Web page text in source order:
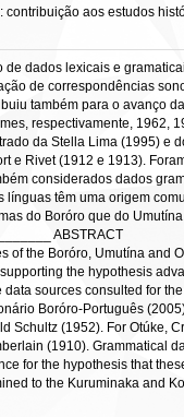
aos estudos
dados lexicais e
de correspondências
também para o avanço
respectivamente, 1962,
da Stella Lima (1995) e
Rivet (1912 e 1913).
considerados dados
têm uma origem
do Boróro que do
ABSTRACT
the Boróro, Umutína and
the hypothesis
sources consulted for
Boróro-Português
(1952). For Otúke,
(1910). Grammatical
for the hypothesis that
to the Kuruminaka and